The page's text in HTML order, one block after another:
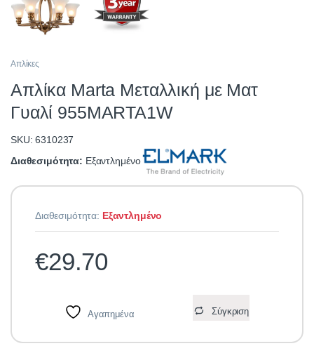
Απλίκες
Απλίκα Marta Μεταλλική με Ματ
Γυαλί 955MARTA1W
SKU: 6310237
Διαθεσιμότητα: Εξαντλημένο
Διαθεσιμότητα: Εξαντλημένο
€29.70
Αγαπημένα Σύγκριση